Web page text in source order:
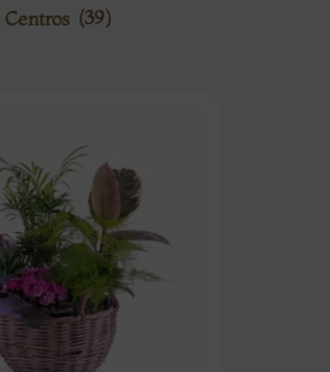
Centros (39)